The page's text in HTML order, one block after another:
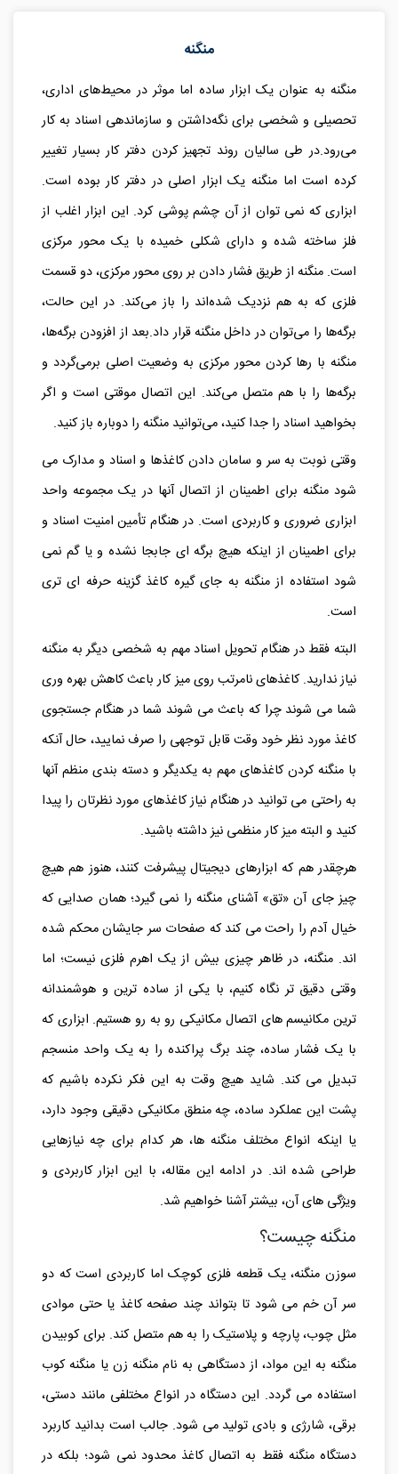
منگنه
منگنه‌ به عنوان یک ابزار ساده اما موثر در محیط‌های اداری،
تحصیلی و شخصی برای نگه‌داشتن و سازماندهی اسناد به کار
می‌رود.در طی سالیان روند تجهیز کردن دفتر کار بسیار تغییر
کرده است اما منگنه یک ابزار اصلی در دفتر کار بوده است.
ابزاری که نمی توان از آن چشم پوشی کرد. این ابزار اغلب از
فلز ساخته شده و دارای شکلی خمیده با یک محور مرکزی
است. منگنه از طریق فشار دادن بر روی محور مرکزی، دو قسمت
فلزی که به هم نزدیک شده‌اند را باز می‌کند. در این حالت،
برگه‌ها را می‌توان در داخل منگنه قرار داد.بعد از افزودن برگه‌ها،
منگنه با رها کردن محور مرکزی به وضعیت اصلی برمی‌گردد و
برگه‌ها را با هم متصل می‌کند. این اتصال موقتی است و اگر
بخواهید اسناد را جدا کنید، می‌توانید منگنه را دوباره باز کنید.
وقتی نوبت به سر و سامان دادن کاغذها و اسناد و مدارک می
شود منگنه برای اطمینان از اتصال آنها در یک مجموعه واحد
ابزاری ضروری و کاربردی است. در هنگام تأمین امنیت اسناد و
برای اطمینان از اینکه هیچ برگه ای جابجا نشده و یا گم نمی
شود استفاده از منگنه به جای گیره کاغذ گزینه حرفه ای تری
است.
البته فقط در هنگام تحویل اسناد مهم به شخصی دیگر به منگنه
نیاز ندارید. کاغذهای نامرتب روی میز کار باعث کاهش بهره وری
شما می شوند چرا که باعث می شوند شما در هنگام جستجوی
کاغذ مورد نظر خود وقت قابل توجهی را صرف نمایید، حال آنکه
با منگنه کردن کاغذهای مهم به یکدیگر و دسته بندی منظم آنها
به راحتی می توانید در هنگام نیاز کاغذهای مورد نظرتان را پیدا
کنید و البته میز کار منظمی نیز داشته باشید.
هرچقدر هم که ابزارهای دیجیتال پیشرفت کنند، هنوز هم هیچ
چیز جای آن «تق» آشنای منگنه را نمی‌ گیرد؛ همان صدایی که
خیال آدم را راحت می‌ کند که صفحات سر جایشان محکم شده‌
اند. منگنه، در ظاهر چیزی بیش از یک اهرم فلزی نیست؛ اما
وقتی دقیق‌ تر نگاه کنیم، با یکی از ساده‌ ترین و هوشمندانه
ترین مکانیسم‌ های اتصال مکانیکی رو به‌ رو هستیم. ابزاری که
با یک فشار ساده، چند برگ پراکنده را به یک واحد منسجم
تبدیل می‌ کند. شاید هیچ‌ وقت به این فکر نکرده باشیم که
پشت این عملکرد ساده، چه منطق مکانیکی دقیقی وجود دارد،
یا اینکه انواع مختلف منگنه‌ ها، هر کدام برای چه نیازهایی
طراحی شده‌ اند. در ادامه این مقاله، با این ابزار کاربردی و
ویژگی های آن، بیشتر آشنا خواهیم شد.
منگنه چیست؟
سوزن منگنه، یک قطعه فلزی کوچک اما کاربردی‌ است که دو
سر آن خم می‌ شود تا بتواند چند صفحه کاغذ یا حتی موادی
مثل چوب، پارچه و پلاستیک را به هم متصل کند. برای کوبیدن
منگنه به این مواد، از دستگاهی به نام منگنه‌ زن یا منگنه‌ کوب
استفاده می‌ گردد. این دستگاه در انواع مختلفی مانند دستی،
برقی، شارژی و بادی تولید می‌ شود. جالب است بدانید کاربرد
دستگاه منگنه فقط به اتصال کاغذ محدود نمی‌ شود؛ بلکه در